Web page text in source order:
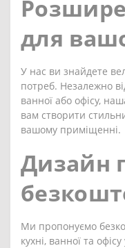
для
У нас ви знайдете
потреб. Незалежно
ванної або офісу,
вам створити
вашому приміщенні.
Дизайн
Ми пропонуємо
кухні, ванної та